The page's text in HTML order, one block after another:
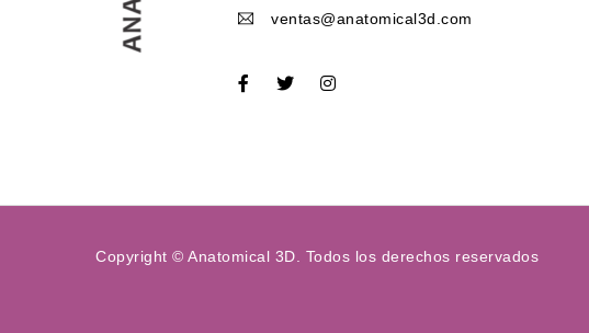
ventas@anatomical3d.com
Copyright © Anatomical 3D. Todos los derechos reservados